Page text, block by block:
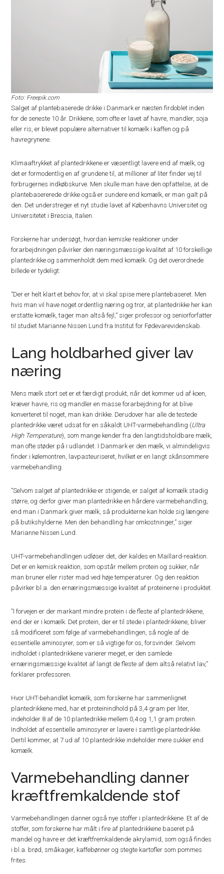
Foto: Freepik.com
Salget af plantebaserede drikke i Danmark er næsten firdoblet inden
for de seneste 10 år. Drikkene, som ofte er lavet af havre, mandler, soja
eller ris, er blevet populære alternativer til komælk i kaffen og på
havregrynene.
Klimaaftrykket af plantedrikkene er væsentligt lavere end af mælk, og
det er formodentlig en af grundene til, at millioner af liter finder vej til
forbrugernes indkøbskurve. Men skulle man have den opfattelse, at de
plantebasererede drikke også er sundere end komælk, er man galt på
den. Det understreger et nyt studie lavet af Københavns Universitet og
Universitetet i Brescia, Italien.
Forskerne har undersøgt, hvordan kemiske reaktioner under
forarbejdningen påvirker den næringsmæssige kvalitet af 10 forskellige
plantedrikke og sammenholdt dem med komælk. Og det overordnede
billede er tydeligt:
”Der er helt klart et behov for, at vi skal spise mere plantebaseret. Men
hvis man vil have noget ordentlig næring og tror, at plantedrikke her kan
erstatte komælk, tager man altså fejl,” siger professor og seniorforfatter
til studiet Marianne Nissen Lund fra Institut for Fødevarevidenskab.
Lang holdbarhed giver lav
næring
Mens mælk stort set er et færdigt produkt, når det kommer ud af koen,
kræver havre, ris og mandler en masse forarbejdning for at blive
konverteret til noget, man kan drikke. Derudover har alle de testede
plantedrikke været udsat for en såkaldt UHT-varmebehandling (Ultra
High Temperature), som mange kender fra den langtidsholdbare mælk,
man ofte støder på i udlandet. I Danmark er den mælk, vi almindeligvis
finder i kølemontren, lavpasteuriseret, hvilket er en langt skånsommere
varmebehandling.
”Selvom salget af plantedrikke er stigende, er salget af komælk stadig
større, og derfor giver man plantedrikke en hårdere varmebehandling,
end man i Danmark giver mælk, så produkterne kan holde sig længere
på butikshylderne. Men den behandling har omkostninger,” siger
Marianne Nissen Lund.
UHT-varmebehandlingen udløser det, der kaldes en Maillard-reaktion.
Det er en kemisk reaktion, som opstår mellem protein og sukker, når
man bruner eller rister mad ved høje temperaturer. Og den reaktion
påvirker bl.a. den ernæringsmæssige kvalitet af proteinerne i produktet.
”I forvejen er der markant mindre protein i de fleste af plantedrikkene,
end der er i komælk. Det protein, der er til stede i plantedrikkene, bliver
så modificeret som følge af varmebehandlingen, så nogle af de
essentielle aminosyrer, som er så vigtige for os, forsvinder. Selvom
indholdet i plantedrikkene varierer meget, er den samlede
ernæringsmæssige kvalitet af langt de fleste af dem altså relativt lav,”
forklarer professoren.
Hvor UHT-behandlet komælk, som forskerne har sammenlignet
plantedrikkene med, har et proteinindhold på 3,4 gram per liter,
indeholder 8 af de 10 plantedrikke mellem 0,4 og 1,1 gram protein.
Indholdet af essentielle aminosyrer er lavere i samtlige plantedrikke.
Dertil kommer, at 7 ud af 10 plantedrikke indeholder mere sukker end
komælk.
Varmebehandling danner
kræftfremkaldende stof
Varmebehandlingen danner også nye stoffer i plantedrikkene. Et af de
stoffer, som forskerne har målt i fire af plantedrikkene baseret på
mandel og havre er det kræftfremkaldende akrylamid, som også findes
i bl.a. brød, småkager, kaffebønner og stegte kartofler som pommes
frites.